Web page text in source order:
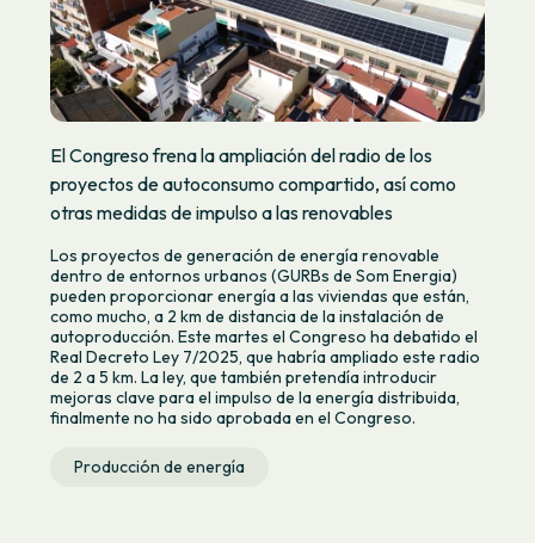
El Congreso frena la ampliación del radio de los
proyectos de autoconsumo compartido, así como
otras medidas de impulso a las renovables
Los proyectos de generación de energía renovable
dentro de entornos urbanos (GURBs de Som Energia)
pueden proporcionar energía a las viviendas que están,
como mucho, a 2 km de distancia de la instalación de
autoproducción. Este martes el Congreso ha debatido el
Real Decreto Ley 7/2025, que habría ampliado este radio
de 2 a 5 km. La ley, que también pretendía introducir
mejoras clave para el impulso de la energía distribuida,
finalmente no ha sido aprobada en el Congreso.
Producción de energía